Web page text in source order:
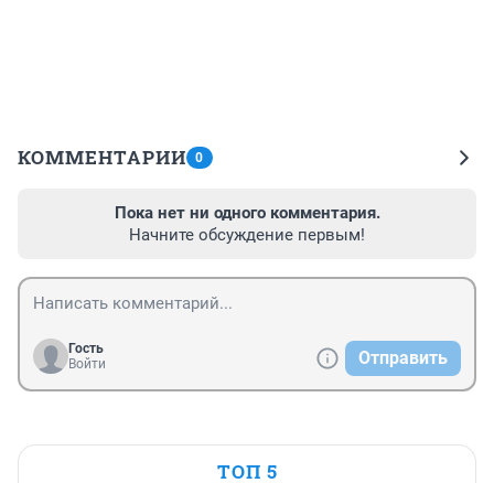
КОММЕНТАРИИ 0
Пока нет ни одного комментария.
Начните обсуждение первым!
Гость
Войти
Отправить
ТОП 5